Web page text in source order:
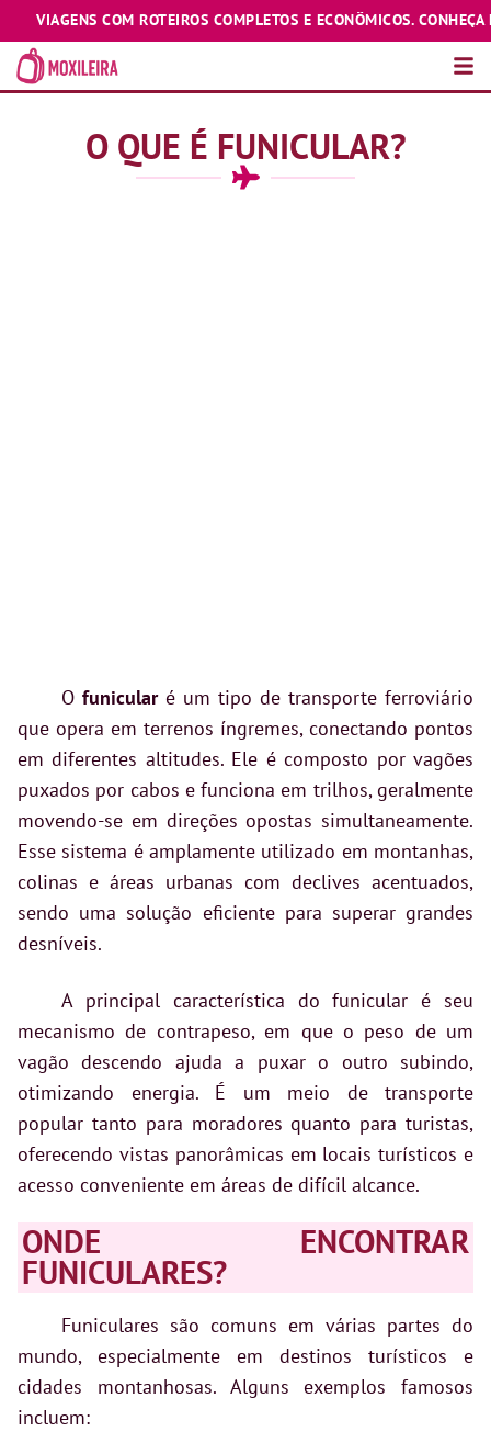
VIAGENS COM ROTEIROS COMPLETOS E ECONÔMICOS. CONHEÇA E
O QUE É FUNICULAR?
O funicularé um tipo de transporte ferroviário
que opera em terrenos íngremes, conectando pontos
em diferentes altitudes. Ele é composto por vagões
puxados por cabos e funciona em trilhos, geralmente
movendo-se em direções opostas simultaneamente.
Esse sistema é amplamente utilizado em montanhas,
colinas e áreas urbanas com declives acentuados,
sendo uma solução eficiente para superar grandes
desníveis.
A principal característica do funicular é seu
mecanismo de contrapeso, em que o peso de um
vagão descendo ajuda a puxar o outro subindo,
otimizando energia. É um meio de transporte
popular tanto para moradores quanto para turistas,
oferecendo vistas panorâmicas em locais turísticos e
acesso conveniente em áreas de difícil alcance.
ONDE ENCONTRAR
FUNICULARES?
Funiculares são comuns em várias partes do
mundo, especialmente em destinos turísticos e
cidades montanhosas. Alguns exemplos famosos
incluem: